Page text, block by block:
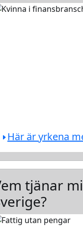
Här är yrkena
tjänar